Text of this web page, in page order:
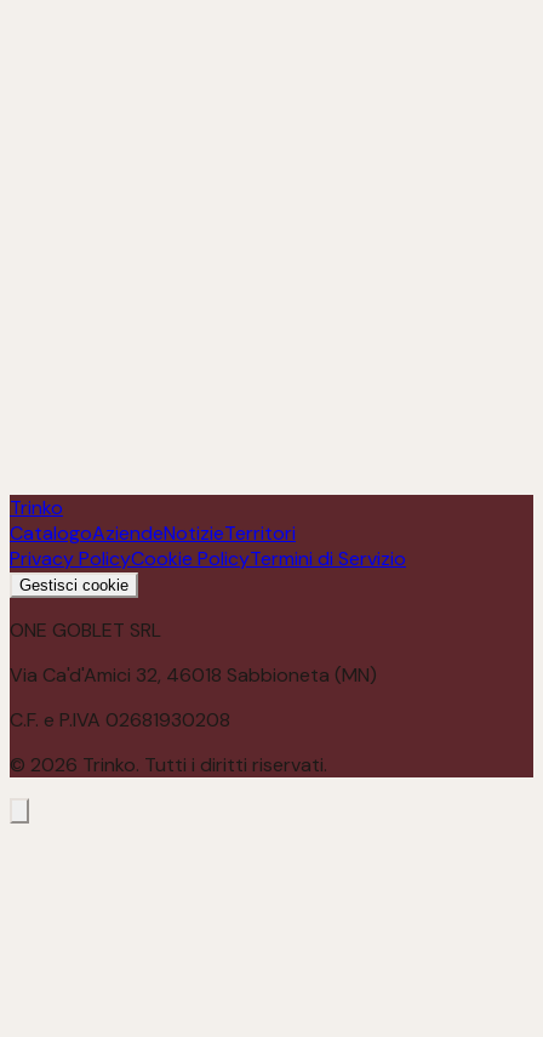
Trinko
CatalogoAziendeNotizieTerritori
Privacy PolicyCookie PolicyTermini di Servizio
Gestisci cookie
ONE GOBLET SRL
Via Ca'd'Amici 32, 46018 Sabbioneta (MN)
C.F. e P.IVA 02681930208
© 2026 Trinko. Tutti i diritti riservati.